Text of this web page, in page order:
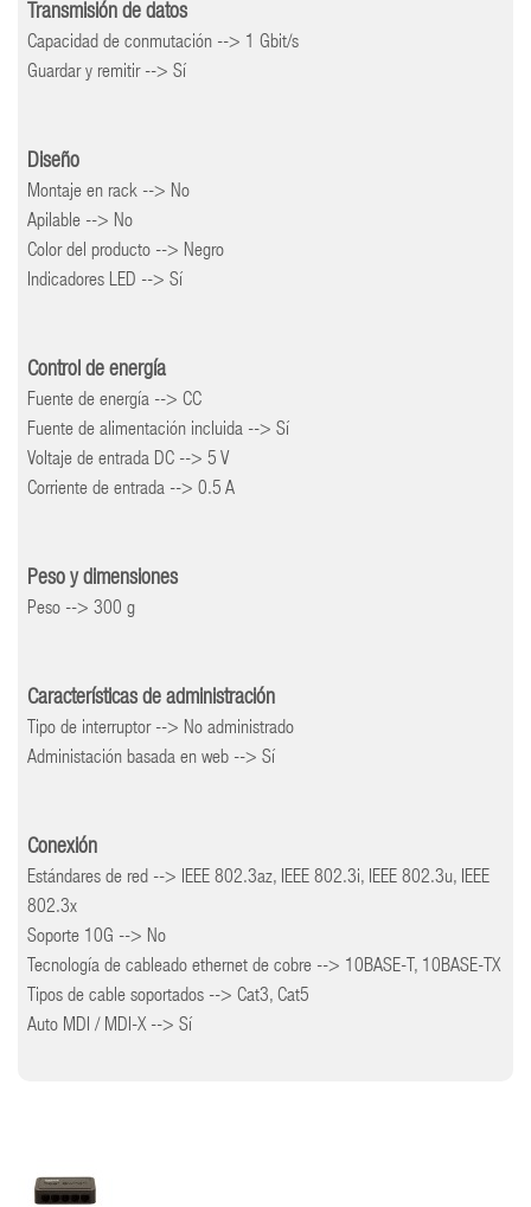
Transmisión de datos
Capacidad de conmutación --> 1 Gbit/s
Guardar y remitir --> Sí
Diseño
Montaje en rack --> No
Apilable --> No
Color del producto --> Negro
Indicadores LED --> Sí
Control de energía
Fuente de energía --> CC
Fuente de alimentación incluida --> Sí
Voltaje de entrada DC --> 5 V
Corriente de entrada --> 0.5 A
Peso y dimensiones
Peso --> 300 g
Características de administración
Tipo de interruptor --> No administrado
Administación basada en web --> Sí
Conexión
Estándares de red --> IEEE 802.3az, IEEE 802.3i, IEEE 802.3u, IEEE
802.3x
Soporte 10G --> No
Tecnología de cableado ethernet de cobre --> 10BASE-T, 10BASE-TX
Tipos de cable soportados --> Cat3, Cat5
Auto MDI / MDI-X --> Sí